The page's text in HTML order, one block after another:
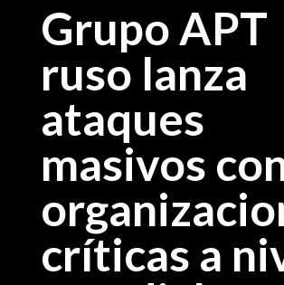
Grupo APT
ruso lanza
ataques
masivos
críticas a